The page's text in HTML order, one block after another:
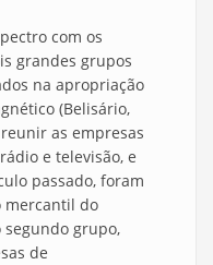
com os
grandes grupos
na apropriação
(Belisário,
as empresas
e televisão, e
passado, foram
mercantil do
grupo,
de